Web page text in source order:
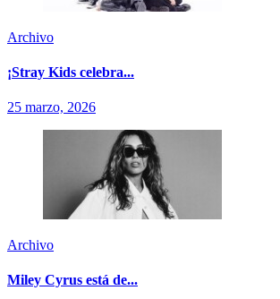
Archivo
¡Stray Kids celebra...
25 marzo, 2026
Archivo
Miley Cyrus está de...